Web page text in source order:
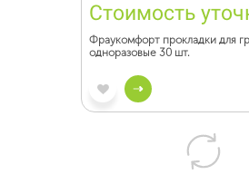
Стоимость
Фраукомфорт прокладки для
одноразовые 30 шт.